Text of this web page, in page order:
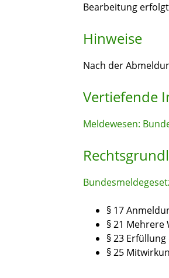
Bearbeitung
Hinweise
Nach der
Vertiefende
Meldewesen:
§ 17
§ 21 Mehrere
§ 23
§ 25